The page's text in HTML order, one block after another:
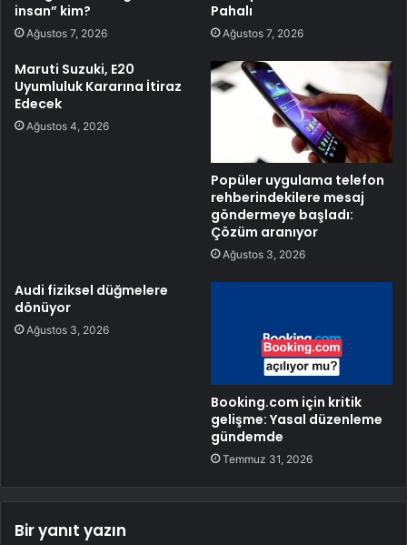
insan” kim?
Ağustos 7, 2026
Pahalı
Ağustos 7, 2026
Maruti Suzuki, E20
Uyumluluk Kararına İtiraz
Edecek
Ağustos 4, 2026
Popüler uygulama telefon
rehberindekilere mesaj
göndermeye başladı:
Çözüm aranıyor
Ağustos 3, 2026
Audi fiziksel düğmelere
dönüyor
Ağustos 3, 2026
Booking.com için kritik
gelişme: Yasal düzenleme
gündemde
Temmuz 31, 2026
Bir yanıt yazın